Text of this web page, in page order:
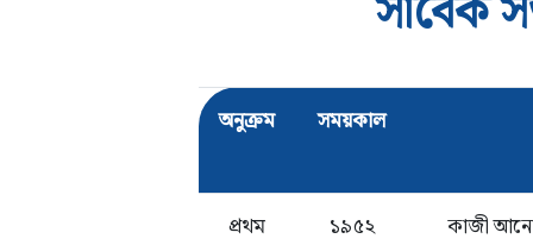
অনুক্রম সময়কাল
প্রথম ১৯৫২
কাজী